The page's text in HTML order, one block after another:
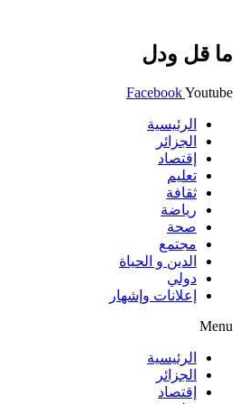
ما قل ودل
FacebookYoutube
الرئيسية
الجزائر
إقتصاد
تعليم
ثقافة
رياضة
صحة
مجتمع
الدين و الحياة
دولي
إعلانات وإشهار
Menu
الرئيسية
الجزائر
إقتصاد